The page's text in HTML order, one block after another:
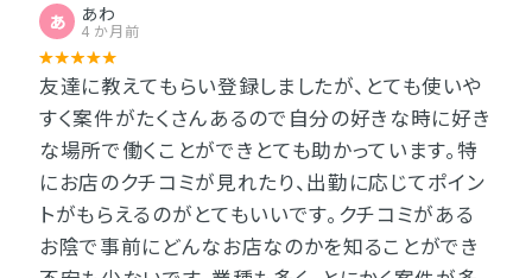
あ あわ
4 か月前
友達に教えてもらい登録しましたが、とても使いや
すく案件がたくさんあるので自分の好きな時に好き
な場所で働くことができとても助かっています。特
にお店のクチコミが見れたり、出勤に応じてポイン
トがもらえるのがとてもいいです。クチコミがある
お陰で事前にどんなお店なのかを知ることができ